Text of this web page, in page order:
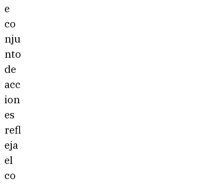
e
co
nju
nto
de
acc
ion
es
refl
eja
el
co